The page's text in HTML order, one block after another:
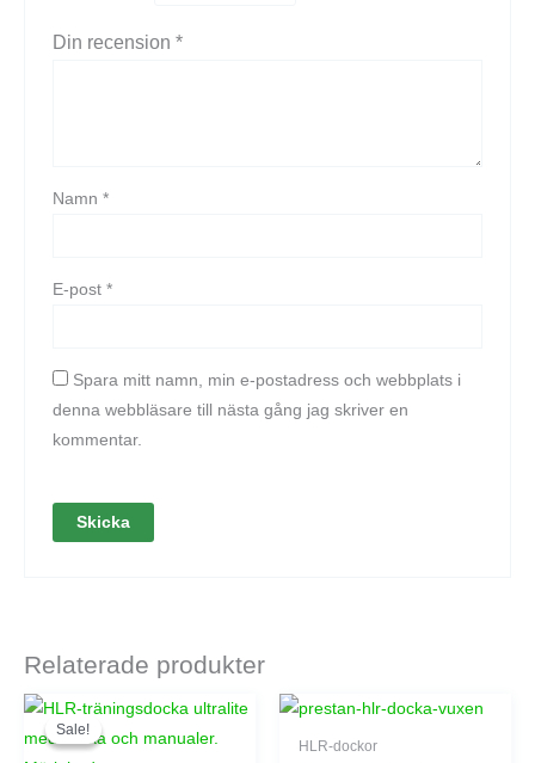
Din recension *
Namn *
E-post *
Spara mitt namn, min e-postadress och webbplats i
denna webbläsare till nästa gång jag skriver en
kommentar.
Relaterade produkter
Sale!
Sale!
Det
ursprungliga
priset
Det
priset
HLR-dockor